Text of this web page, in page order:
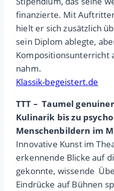
finanzierte. Mit
hielt er sich zusätzlich
sein Diplom ablegte,
Kompositionsunterricht
nahm.
Klassik-begeistert.de
TTT – Taumel
Kulinarik bis zu
Menschenbildern im
Innovative Kunst im
erkennende Blicke auf
gekonnte, wissende
Eindrücke auf Bühnen